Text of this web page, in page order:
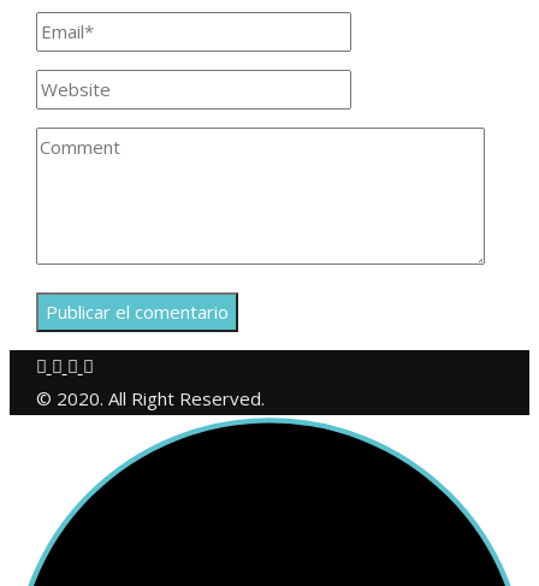
© 2020. All Right Reserved.